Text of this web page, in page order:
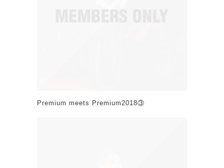
Premium meets Premium2018③